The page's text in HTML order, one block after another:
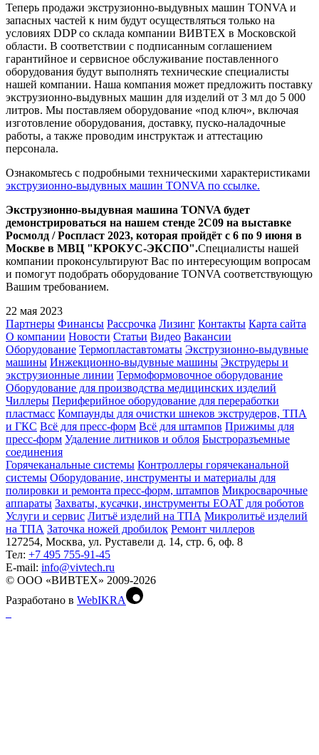
Теперь продажи экструзионно-выдувных машин TONVA и
запасных частей к ним будут осуществляться только на
условиях DDP со склада компании ВИВТЕХ в Московской
области. В соответствии с подписанным соглашением
гарантийное и сервисное обслуживание поставленного
оборудования будут выполнять технические специалисты
нашей компании. Наша компания может предложить поставку
экструзионно-выдувных машин для изделий от 3 мл до 5 000
литров. Мы поставляем оборудование «под ключ», включая
изготовление оборудования, доставку, пуско-наладочные
работы, а также проводим инструктаж и аттестацию
персонала.
Ознакомьтесь с подробными техническими характеристиками
экструзионно-выдувных машин TONVA по ссылке.
Экструзионно-выдувная машина TONVA будет
демонстрироваться на нашем стенде 2С09 на выставке
Росмолд / Роспласт 2023, которая пройдёт с 6 по 9 июня в
Москве в МВЦ "КРОКУС-ЭКСПО".Специалисты нашей
компании проконсультируют Вас по интересующим вопросам
и помогут подобрать оборудование TONVA соответствующую
Вашим требованием.
22 мая 2023
Партнеры Финансы Рассрочка Лизинг Контакты Карта сайта
О компании Новости Статьи Видео Вакансии
Оборудование Термопластавтоматы Экструзионно-выдувные
машины Инжекционно-выдувные машины Экструдеры и
экструзионные линии Термоформовочное оборудование
Оборудование для производства медицинских изделий
Чиллеры Периферийное оборудование для переработки
пластмасс Компаунды для очистки шнеков экструдеров, ТПА
и ГКС Всё для пресс-форм Всё для штампов Прижимы для
пресс-форм Удаление литников и облоя Быстроразъемные
соединения
Горячеканальные системы Контроллеры горячеканальной
системы Оборудование, инструменты и материалы для
полировки и ремонта пресс-форм, штампов Микросварочные
аппараты Захваты, кусачки, инструменты EOAT для роботов
Услуги и сервис Литъё изделий на ТПА Микролитьё изделий
на ТПА Заточка ножей дробилок Ремонт чиллеров
127254, Москва, ул. Руставели д. 14, стр. 6, оф. 8
Тел: +7 495 755-91-45
Е-mail: info@vivtech.ru
© ООО «ВИВТЕХ» 2009-2026
Разработано в WebIKRA